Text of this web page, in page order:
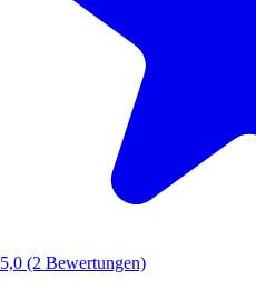
5,0 (2 Bewertungen)